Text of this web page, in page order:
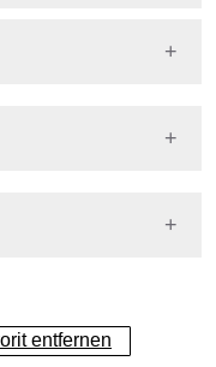
Stand, tagesaktuell
entfernen